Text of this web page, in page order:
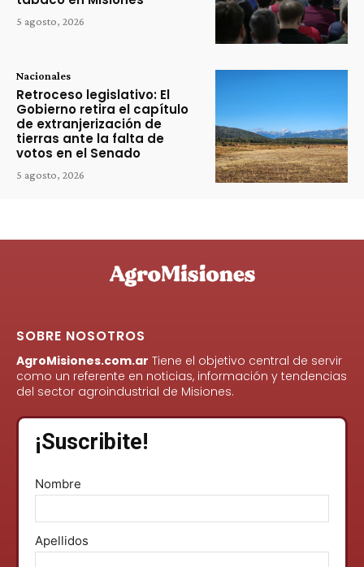
5 agosto, 2026
Nacionales
Retroceso legislativo: El
Gobierno retira el capítulo
de extranjerización de
tierras ante la falta de
votos en el Senado
5 agosto, 2026
SOBRE NOSOTROS
AgroMisiones.com.ar Tiene el objetivo central de servir
como un referente en noticias, información y tendencias
del sector agroindustrial de Misiones.
¡Suscribite!
Nombre
Apellidos